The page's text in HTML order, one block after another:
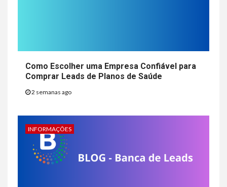
Como Escolher uma Empresa Confiável para
Comprar Leads de Planos de Saúde
2 semanas ago
INFORMAÇÕES